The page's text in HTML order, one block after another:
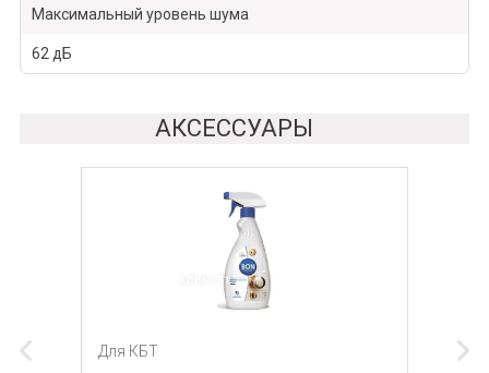
Максимальный уровень шума
62 дБ
АКСЕССУАРЫ
Для КБТ